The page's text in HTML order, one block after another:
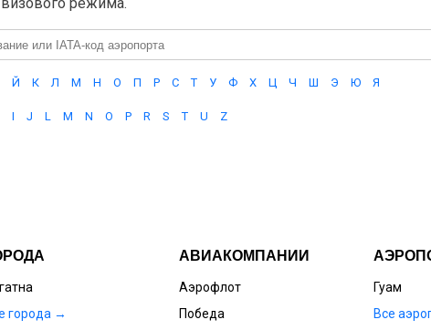
Й К Л М Н О П Р С Т У Ф Х Ц Ч Ш Э Ю Я
I J L M N O P R S T U Z
города →
АВИАКОМПАНИИ
Аэрофлот
Победа
Гуам
Все